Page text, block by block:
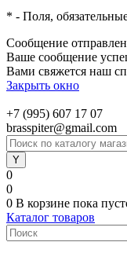
* - Поля,
Сообщение
Ваше сообщение
Вами свяжется наш
Закрыть окно
+7 (995) 607 17 07
brasspiter@gmail.com
0
0
0 В корзине пока
Каталог товаров